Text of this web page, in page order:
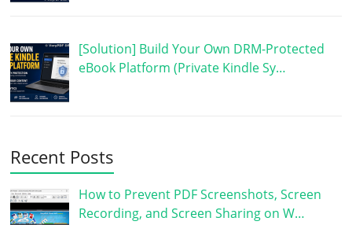
[Solution] Build Your Own DRM-Protected
eBook Platform (Private Kindle Sy…
Recent Posts
How to Prevent PDF Screenshots, Screen
Recording, and Screen Sharing on W…